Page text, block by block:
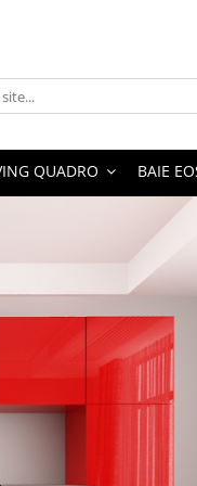
QUADRO BAIE